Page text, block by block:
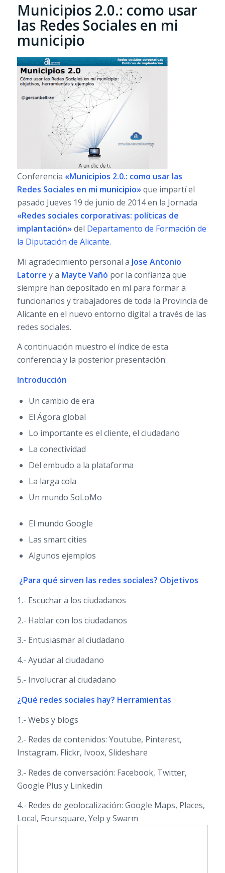
Municipios 2.0.: como usar
las Redes Sociales en mi
municipio
Conferencia «Municipios 2.0.: como usar las
Redes Sociales en mi municipio»que impartí el
pasado Jueves 19 de junio de 2014 en la Jornada
«Redes sociales corporativas: políticas de
implantación»del Departamento de Formación de
la Diputación de Alicante.
Mi agradecimiento personal a Jose Antonio
Latorre y a Mayte Vañó por la confianza que
siempre han depositado en mí para formar a
funcionarios y trabajadores de toda la Provincia de
Alicante en el nuevo entorno digital a través de las
redes sociales.
A continuación muestro el índice de esta
conferencia y la posterior presentación:
Introducción
Un cambio de era
El Ágora global
Lo importante es el cliente, el ciudadano
La conectividad
Del embudo a la plataforma
La larga cola
Un mundo SoLoMo
El mundo Google
Las smart cities
Algunos ejemplos
¿Para qué sirven las redes sociales? Objetivos
1.- Escuchar a los ciudadanos
2.- Hablar con los ciudadanos
3.- Entusiasmar al ciudadano
4.- Ayudar al ciudadano
5.- Involucrar al ciudadano
¿Qué redes sociales hay? Herramientas
1.- Webs y blogs
2.- Redes de contenidos: Youtube, Pinterest,
Instagram, Flickr, Ivoox, Slideshare
3.- Redes de conversación: Facebook, Twitter,
Google Plus y Linkedin
4.- Redes de geolocalización: Google Maps, Places,
Local, Foursquare, Yelp y Swarm